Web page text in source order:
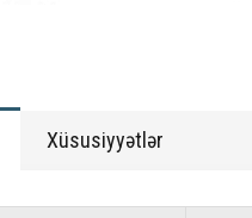
Xüsusiyyətlər